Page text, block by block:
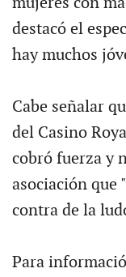
destacó el
hay muchos
Cabe señalar
del Casino
cobró fuerza y
asociación que
contra de la
Para